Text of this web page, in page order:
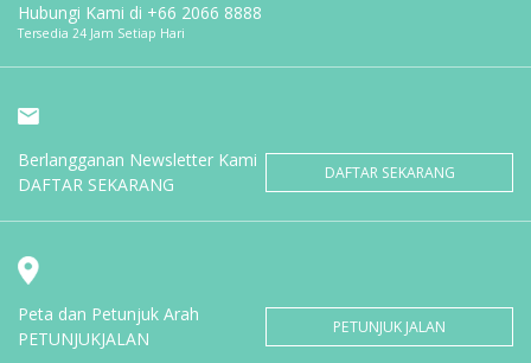
Hubungi Kami di +66 2066 8888
Tersedia 24 Jam Setiap Hari
Berlangganan Newsletter Kami
DAFTAR SEKARANG
DAFTAR SEKARANG
Peta dan Petunjuk Arah
PETUNJUKJALAN
PETUNJUK JALAN